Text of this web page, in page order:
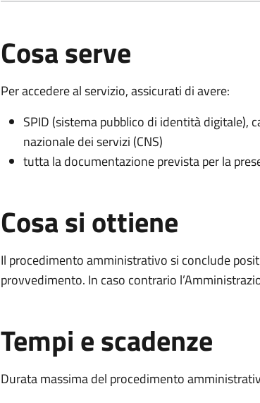
Cosa serve
Per accedere al servizio, assicurati di avere:
SPID (sistema pubblico di identità digitale),
nazionale dei servizi (CNS)
tutta la documentazione prevista per la
Cosa si ottiene
Il procedimento amministrativo si conclude
provvedimento. In caso contrario
Tempi e scadenze
Durata massima del procedimento